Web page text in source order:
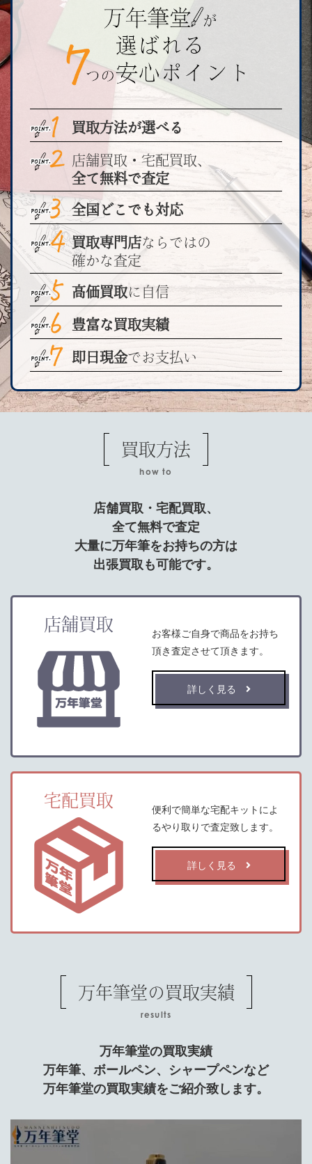
買取方法が選べる
店舗買取・宅配買取、
全て無料で査定
全国どこでも対応
買取専門店ならではの
確かな査定
高価買取に自信
豊富な買取実績
即日現金でお支払い
買取方法
how to
店舗買取・宅配買取、
全て無料で査定
大量に万年筆をお持ちの方は
出張買取も可能です。
店舗買取
お客様ご自身で商品をお持ち
頂き査定させて頂きます。
詳しく見る
宅配買取
便利で簡単な宅配キットによ
るやり取りで査定致します。
詳しく見る
万年筆堂の買取実績
results
万年筆堂の買取実績
万年筆、ボールペン、シャープペンなど
万年筆堂の買取実績をご紹介致します。